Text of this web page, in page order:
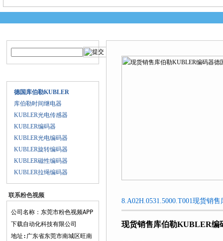
德国库伯勒KUBLER
库伯勒时间继电器
KUBLER光电传感器
KUBLER编码器
KUBLER光电编码器
KUBLER旋转编码器
KUBLER磁性编码器
KUBLER拉绳编码器
联系粉色视频
APP下载
公司名称：东莞市粉色视频APP
下载自动化科技有限公司
地址:广东省东莞市南城区旺南
8.A02H.0531.5000.T001现货销
现货销售库伯勒KUBLER编